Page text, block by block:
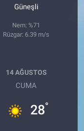
Güneşli
Nem: %71
Rüzgar: 6.39 m/s
14 AĞUSTOS
CUMA
28°